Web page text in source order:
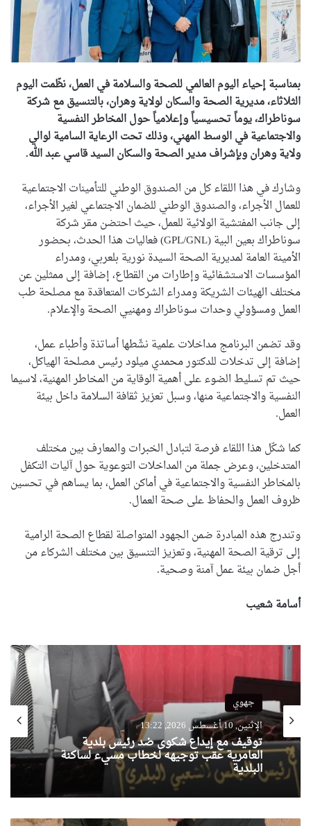
بمناسبة إحياء اليوم العالمي للصحة والسلامة في العمل، نظّمت اليوم
الثلاثاء، مديرية الصحة والسكان لولاية وهران، بالتنسيق مع شركة
سوناطراك، يوماً تحسيسياً وإعلامياً حول المخاطر النفسية
والاجتماعية في الوسط المهني، وذلك تحت الرعاية السامية لوالي
ولاية وهران وبإشراف مدير الصحة والسكان السيد قاسي عبد الله.
وشارك في هذا اللقاء كل من الصندوق الوطني للتأمينات الاجتماعية
للعمال الأجراء، والصندوق الوطني للضمان الاجتماعي لغير الأجراء،
إلى جانب المفتشية الولائية للعمل، حيث احتضن مقر شركة
سوناطراك بعين البية (GPL/GNL) فعاليات هذا الحدث، بحضور
الأمينة العامة لمديرية الصحة السيدة نورية بلعربي، ومدراء
المؤسسات الاستشفائية وإطارات من القطاع، إضافة إلى ممثلين عن
مختلف الهيئات الشريكة ومدراء الشركات المتعاقدة مع مصلحة طب
العمل ومسؤولي وحدات سوناطراك ومهنيي الصحة والإعلام.
وقد تضمن البرنامج مداخلات علمية نشّطها أساتذة وأطباء عمل،
إضافة إلى تدخلات للدكتور محمدي ميلود رئيس مصلحة الهياكل،
حيث تم تسليط الضوء على أهمية الوقاية من المخاطر المهنية، لاسيما
النفسية والاجتماعية منها، وسبل تعزيز ثقافة السلامة داخل بيئة
العمل.
كما شكّل هذا اللقاء فرصة لتبادل الخبرات والمعارف بين مختلف
المتدخلين، وعرض جملة من المداخلات التوعوية حول آليات التكفل
بالمخاطر النفسية والاجتماعية في أماكن العمل، بما يساهم في تحسين
ظروف العمل والحفاظ على صحة العمال.
وتندرج هذه المبادرة ضمن الجهود المتواصلة لقطاع الصحة الرامية
إلى ترقية الصحة المهنية، وتعزيز التنسيق بين مختلف الشركاء من
أجل ضمان بيئة عمل آمنة وصحية.
أسامة شعيب
جهوي
الإثنين, 10 أغسطس 2026, 13:22
توقيف مع إيداع شكوى ضد رئيس بلدية
العامرية عقب توجيهه لخطاب مسيء لساكنة
البلدية